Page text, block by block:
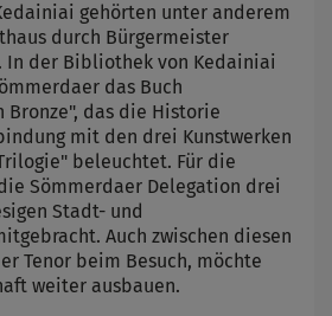
gehörten unter anderem
durch Bürgermeister
In der Bibliothek von Kedainiai
das Buch
das die Historie
mit den drei Kunstwerken
beleuchtet. Für die
Sömmerdaer Delegation drei
Stadt- und
Auch zwischen diesen
Tenor beim Besuch, möchte
weiter ausbauen.